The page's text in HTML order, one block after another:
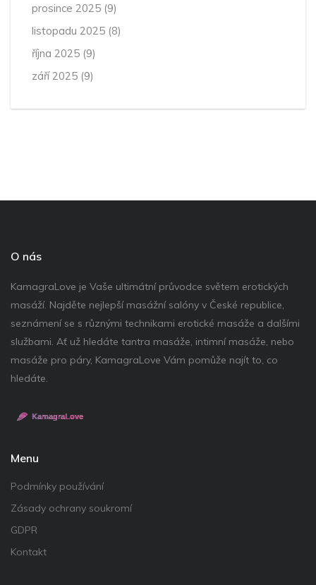
prosince 2025 (9)
listopadu 2025 (8)
října 2025 (9)
září 2025 (9)
O nás
KamagraLove je Vaše ultimátní průvodce světem erotických
masáží. Najděte nejlepší masážní salóny v České republice,
seznámení se s různými technikami erotické masáže a dalšími
službami. Ať už hledáte tantra masáže, intimní masáže, nebo
masáže pro páry, KamagraLove Vám pomůže najít to, co
hledáte.
Menu
Podmínky používání
Zásady ochrany soukromí
GDPR
Kontakt